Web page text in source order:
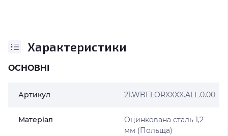
Характеристики
ОСНОВНІ
Артикул 21.WBFLORXXXX.ALL.0.00
Матеріал
Оцинкована сталь 1,2
мм (Польща)